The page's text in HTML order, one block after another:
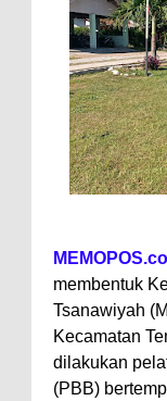
membentuk
Tsanawiyah
Kecamatan
dilakukan
(PBB)